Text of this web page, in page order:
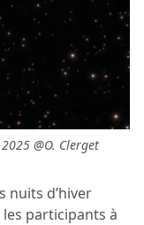
@O. Clerget
nuits d’hiver
participants à